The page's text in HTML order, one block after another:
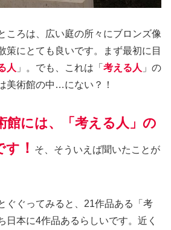
ころは、広い庭の所々にブロンズ像
策にとても良いです。まず最初に目
人 」。でも、これは「 考える人 」の
美術館の中…にない？！
館には、「考える人」の
す ！ そ、そういえば聞いたことが
ぐぐってみると、21作品ある「考
日本に4作品あるらしいです。近く